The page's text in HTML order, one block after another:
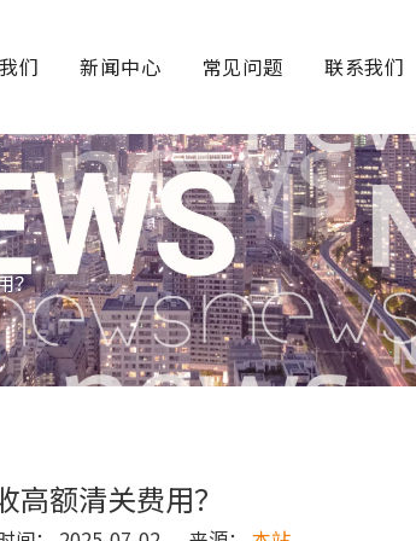
们 新闻中心 常见问题 联系我们
？
高额清关费用？